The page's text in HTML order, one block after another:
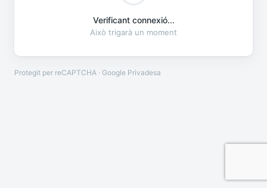
Verificant connexió...
Això trigarà un moment
Protegit per reCAPTCHA · Google Privadesa